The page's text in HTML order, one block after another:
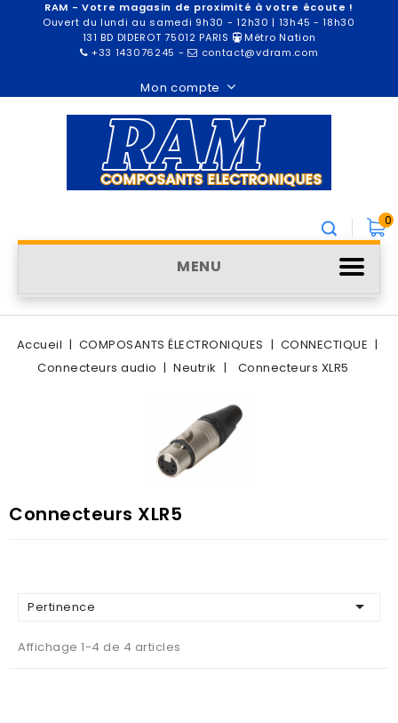
RAM - Votre magasin de proximité à votre écoute !
Ouvert du lundi au samedi 9h30 - 12h30 | 13h45 - 18h30
131 BD DIDEROT 75012 PARIS
Métro Nation
+33 143076245 - contact@vdram.com
Mon compte
0
MENU
Accueil COMPOSANTS ÉLECTRONIQUES
CONNECTIQUE
Connecteurs audio
Neutrik Connecteurs XLR5
Connecteurs XLR5
Pertinence 
Affichage 1-4 de 4 articles